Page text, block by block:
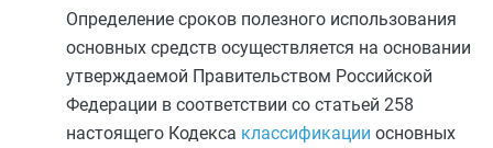
Определение сроков полезного использования
основных средств осуществляется на основании
утверждаемой Правительством Российской
Федерации в соответствии со статьей 258
настоящего Кодекса классификации основных